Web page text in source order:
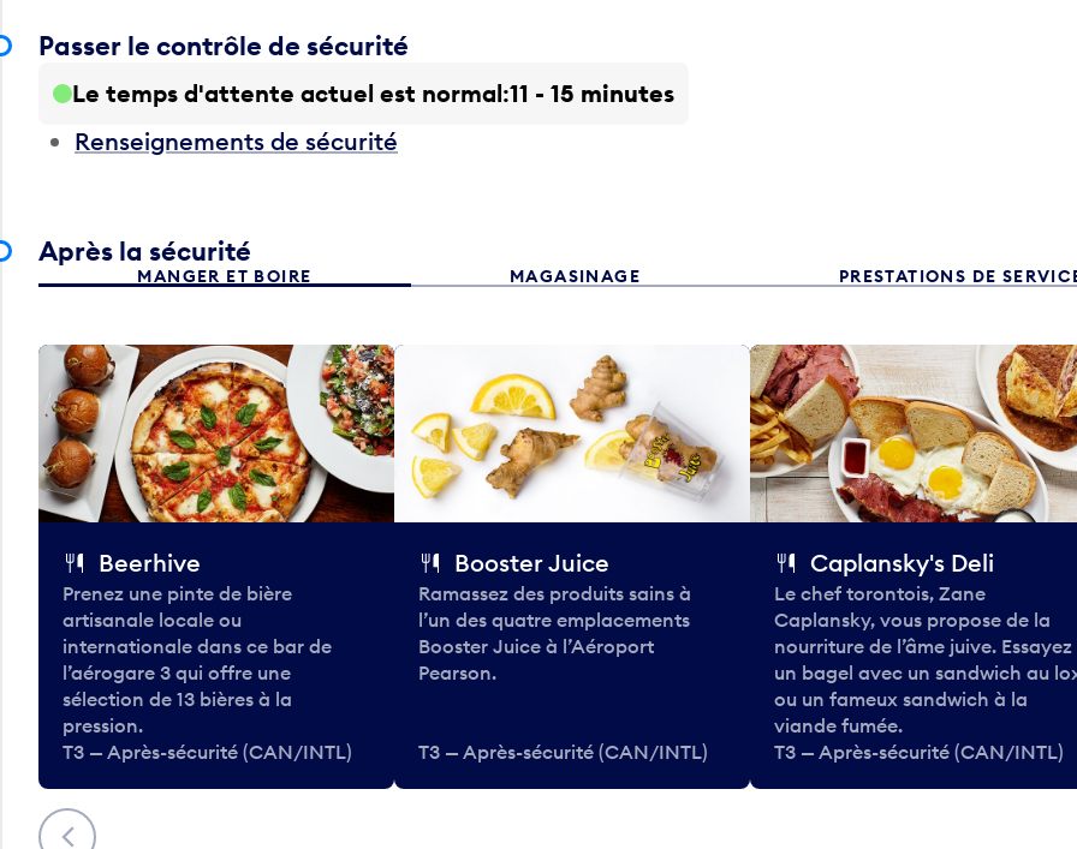
Passer le contrôle de sécurité
Le temps d'attente actuel est normal 11 - 15 minutes
Renseignements de sécurité
Après la sécurité
MANGER ET BOIRE MAGASINAGE PRESTATIONS DE
Précédent
Beerhive
Prenez une pinte de bière
artisanale locale ou
internationale dans ce bar de
l’aérogare 3 qui offre une
sélection de 13 bières à la
pression.
T3 — Après-sécurité (CAN/INTL)
Booster Juice
Ramassez des produits sains à
l’un des quatre emplacements
Booster Juice à l’Aéroport
Pearson.
T3 — Après-sécurité (CAN/INTL)
Caplansky's Deli
Le chef torontois, Zane
Caplansky, vous propose de la
nourriture de l’âme juive. Essayez
un bagel avec un sandwich au
ou un fameux sandwich à la
viande fumée.
T3 — Après-sécurité (CAN/INTL)